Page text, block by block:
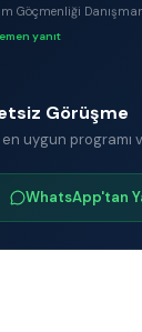
Göçmenliği
yanıt
Görüşme
uygun programı
WhatsApp'tan